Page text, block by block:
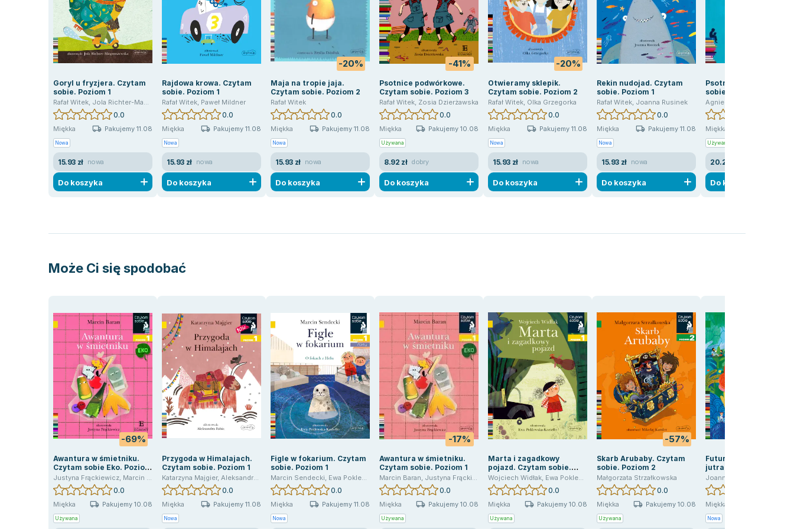
Goryl u fryzjera. Czytam
sobie. Poziom 1
Rafał Witek, Jola Richter-Magnuszewska
0.0
Miękka Pakujemy 11.08
Nowa
15.93 zł nowa
Do koszyka
Rajdowa krowa. Czytam
sobie. Poziom 1
Rafał Witek, Paweł Mildner
0.0
Miękka Pakujemy 11.08
Nowa
15.93 zł nowa
Do koszyka
-20%
Maja na tropie jaja.
Czytam sobie. Poziom 2
Rafał Witek
0.0
Miękka Pakujemy 11.08
Nowa
15.93 zł nowa
Do koszyka
-41%
Psotnice podwórkowe.
Czytam sobie. Poziom 3
Rafał Witek, Zosia Dzierżawska
0.0
Miękka Pakujemy 10.08
Używana
8.92 zł dobry
Do koszyka
-20%
Otwieramy sklepik.
Czytam sobie. Poziom 2
Rafał Witek, Olka Grzegorka
0.0
Miękka Pakujemy 11.08
Nowa
15.93 zł nowa
Do koszyka
Rekin nudojad. Czytam
sobie. Poziom 1
Rafał Witek, Joanna Rusinek
0.0
Miękka Pakujemy 11.08
Nowa
15.93 zł nowa
Do koszyka
Psotny Franek. Czytam
sobie. Poziom 1
Agnieszka Frączek
Miękka
Używana
20.26 zł
Do koszyka
Może Ci się spodobać
-69%
Awantura w śmietniku.
Czytam sobie Eko. Poziom
1
Justyna Frąckiewicz, Marcin Baran
0.0
Miękka Pakujemy 10.08
Używana
Przygoda w Himalajach.
Czytam sobie. Poziom 1
Katarzyna Majgier, Aleksandra Fabia
0.0
Miękka Pakujemy 11.08
Nowa
Figle w fokarium. Czytam
sobie. Poziom 1
Marcin Sendecki, Ewa Poklewska-Koziełło
0.0
Miękka Pakujemy 11.08
Nowa
-17%
Awantura w śmietniku.
Czytam sobie. Poziom 1
Marcin Baran, Justyna Frąckiewicz
0.0
Miękka Pakujemy 10.08
Używana
Marta i zagadkowy
pojazd. Czytam sobie.
Poziom 1
Wojciech Widłak, Ewa Poklewska-Koziełło
0.0
Miękka Pakujemy 10.08
Używana
-57%
Skarb Arubaby. Czytam
sobie. Poziom 2
Małgorzata Strzałkowska
0.0
Miękka Pakujemy 10.08
Używana
Futuropolis - miasto
jutra. Czytam sobie
Poziom 2
Joanna Jagiełło
Miękka
Nowa